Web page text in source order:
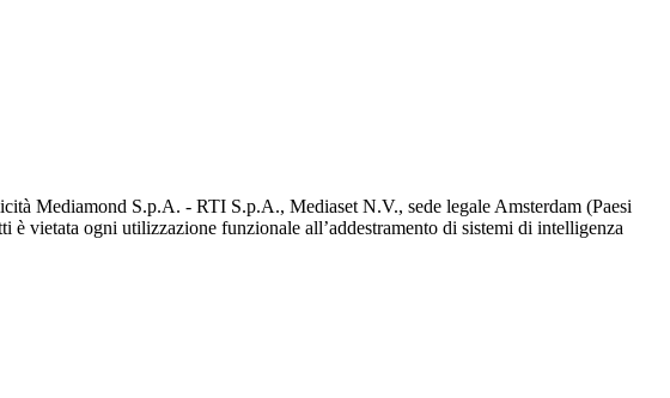
Mediamond S.p.A. - RTI S.p.A., Mediaset N.V., sede legale Amsterdam (Paesi
è vietata ogni utilizzazione funzionale all’addestramento di sistemi di intelligenza